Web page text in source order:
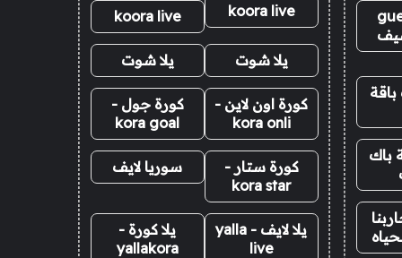
باك
koora live
koora live
يلا شوت يلا شوت
كورة اون لاين -
kora onli
كورة جول -
kora goal
كورة ستار -
kora star
سوريا لايف
يلا لايف - yalla
live
يلا كورة -
yallakora